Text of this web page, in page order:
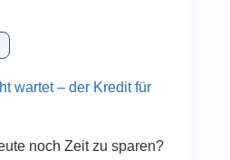
wartet – der Kredit für
noch Zeit zu sparen?